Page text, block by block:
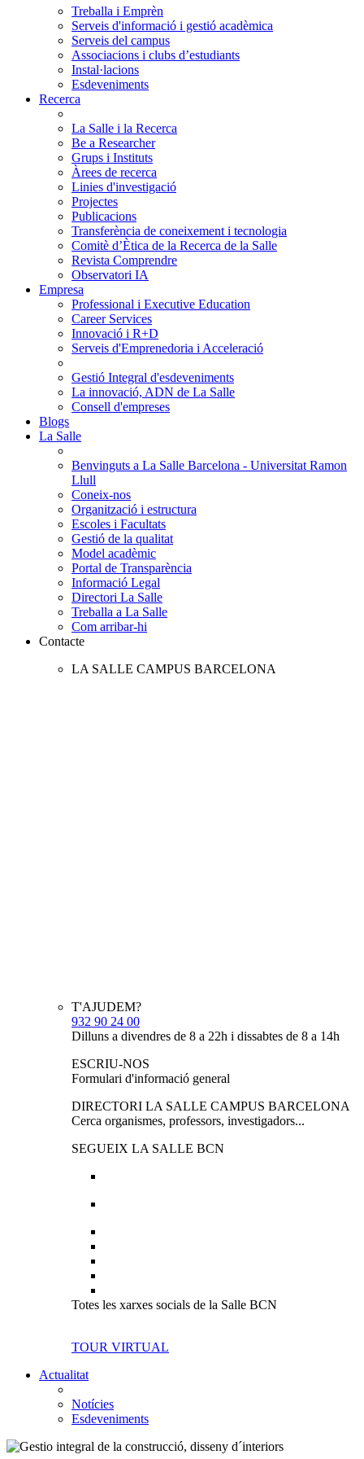
Treballa i Emprèn
Serveis d'informació i gestió acadèmica
Serveis del campus
Associacions i clubs d’estudiants
Instal·lacions
Esdeveniments
Recerca
La Salle i la Recerca
Be a Researcher
Grups i Instituts
Àrees de recerca
Linies d'investigació
Projectes
Publicacions
Transferència de coneixement i tecnologia
Comitè d’Ètica de la Recerca de la Salle
Revista Comprendre
Observatori IA
Empresa
Professional i Executive Education
Career Services
Innovació i R+D
Serveis d'Emprenedoria i Acceleració
Gestió Integral d'esdeveniments
La innovació, ADN de La Salle
Consell d'empreses
Blogs
La Salle
Benvinguts a La Salle Barcelona - Universitat Ramon
Llull
Coneix-nos
Organització i estructura
Escoles i Facultats
Gestió de la qualitat
Model acadèmic
Portal de Transparència
Informació Legal
Directori La Salle
Treballa a La Salle
Com arribar-hi
Contacte
LA SALLE CAMPUS BARCELONA
T'AJUDEM?
932 90 24 00
Dilluns a divendres de 8 a 22h i dissabtes de 8 a 14h
ESCRIU-NOS
Formulari d'informació general
DIRECTORI LA SALLE CAMPUS BARCELONA
Cerca organismes, professors, investigadors...
SEGUEIX LA SALLE BCN
Totes les xarxes socials de la Salle BCN
TOUR VIRTUAL
Actualitat
Notícies
Esdeveniments